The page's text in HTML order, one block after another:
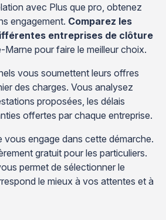
avec Plus que pro, obtenez
engagement. Comparez les
entreprises de clôture
pour faire le meilleur choix.
vous soumettent leurs offres
des charges. Vous analysez
proposées, les délais
offertes par chaque entreprise.
vous engage dans cette démarche.
gratuit pour les particuliers.
permet de sélectionner le
le mieux à vos attentes et à